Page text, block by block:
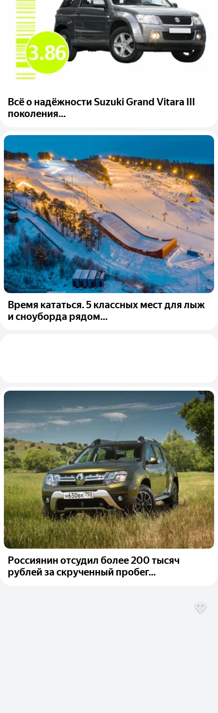
Всё о надёжности Suzuki Grand Vitara III
поколения...
Время кататься. 5 классных мест для лыж
и сноуборда рядом...
Россиянин отсудил более 200 тысяч
рублей за скрученный пробег...